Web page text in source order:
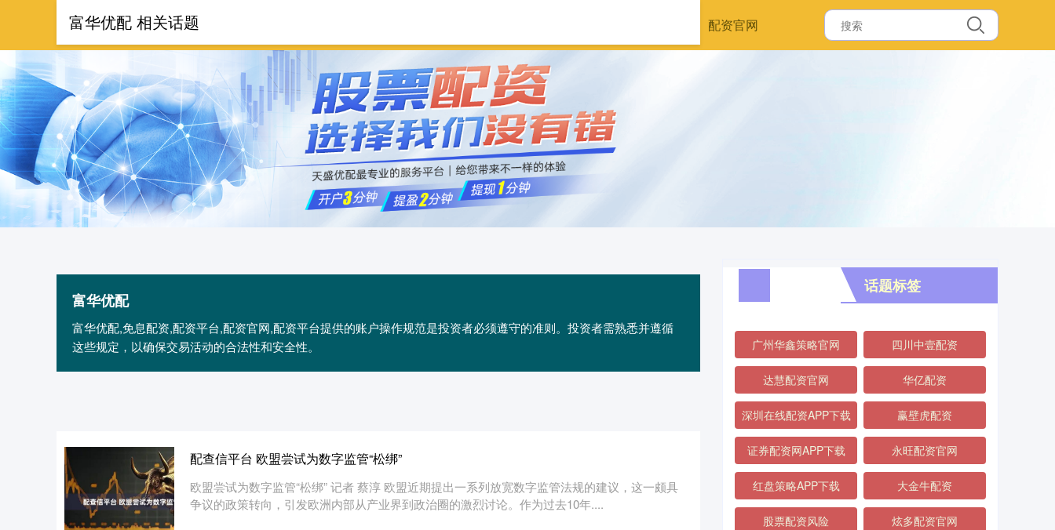
配资官网
富华优配
富华优配,免息配资,配资平台,配资官网,配资平台提供的账户操作规范是投资者必须遵守的准则。投资者需熟悉并遵循
这些规定，以确保交易活动的合法性和安全性。
富华优配 相关话题
配查信平台 欧盟尝试为数字监管“松绑”
欧盟尝试为数字监管“松绑” 记者 蔡淳 欧盟近期提出一系列放宽数字监管法规的建议，这一颇具
争议的政策转向，引发欧洲内部从产业界到政治圈的激烈讨论。作为过去10年....
话题标签
广州华鑫策略官网 四川中壹配资
达慧配资官网 华亿配资
深圳在线配资APP下载 赢壁虎配资
证券配资网APP下载 永旺配资官网
红盘策略APP下载 大金牛配资
股票配资风险 炫多配资官网